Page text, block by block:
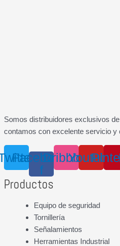
Somos distribuidores exclusivos
contamos con excelente servicio y
Facebook-
f
DribbbleYoutube
Productos
Equipo de seguridad
Tornillería
Señalamientos
Herramientas Industrial